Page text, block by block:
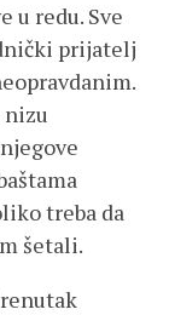
u redu. Sve
prijatelj
nizu
treba da
šetali.